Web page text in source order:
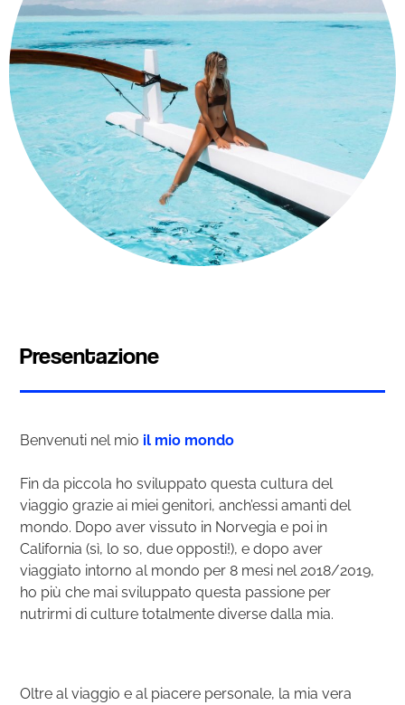
Presentazione
Benvenuti nel mio il mio mondo
Fin da piccola ho sviluppato questa cultura del
viaggio grazie ai miei genitori, anch’essi amanti del
mondo. Dopo aver vissuto in Norvegia e poi in
California (sì, lo so, due opposti!), e dopo aver
viaggiato intorno al mondo per 8 mesi nel 2018/2019,
ho più che mai sviluppato questa passione per
nutrirmi di culture totalmente diverse dalla mia.
Oltre al viaggio e al piacere personale, la mia vera